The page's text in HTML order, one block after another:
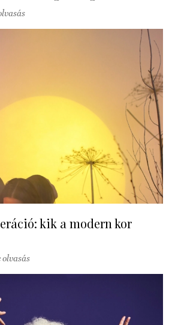
kik a modern kor
olvasás